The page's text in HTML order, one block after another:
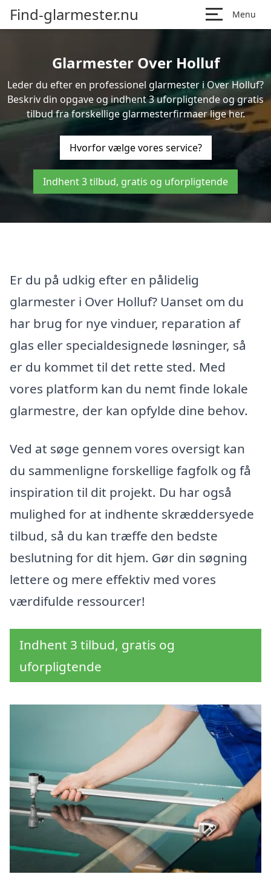
Find-glarmester.nu Menu
Glarmester Over Holluf
Leder du efter en professionel glarmester i Over Holluf?
Beskriv din opgave og indhent 3 uforpligtende og gratis
tilbud fra forskellige glarmesterfirmaer lige her.
Hvorfor vælge vores service?
Indhent 3 tilbud, gratis og uforpligtende
Er du på udkig efter en pålidelig
glarmester i Over Holluf? Uanset om du
har brug for nye vinduer, reparation af
glas eller specialdesignede løsninger, så
er du kommet til det rette sted. Med
vores platform kan du nemt finde lokale
glarmestre, der kan opfylde dine behov.
Ved at søge gennem vores oversigt kan
du sammenligne forskellige fagfolk og få
inspiration til dit projekt. Du har også
mulighed for at indhente skræddersyede
tilbud, så du kan træffe den bedste
beslutning for dit hjem. Gør din søgning
lettere og mere effektiv med vores
værdifulde ressourcer!
Indhent 3 tilbud, gratis og
uforpligtende